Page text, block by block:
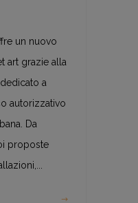
un nuovo
art grazie alla
a
autorizzativo
Da
proposte